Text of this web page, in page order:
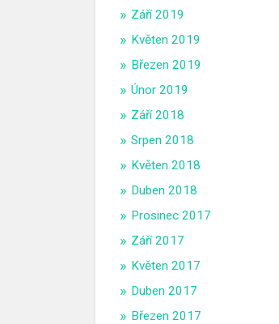
Září 2019
Květen 2019
Březen 2019
Únor 2019
Září 2018
Srpen 2018
Květen 2018
Duben 2018
Prosinec 2017
Září 2017
Květen 2017
Duben 2017
Březen 2017